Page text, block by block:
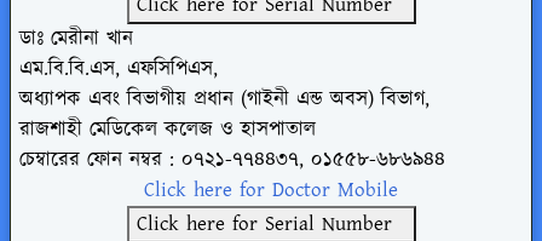
ডাঃ মেরীনা খান
এম.বি.বি.এস, এফসিপিএস,
অধ্যাপক এবং বিভাগীয় প্রধান (গাইনী এন্ডঅবস) বিভাগ,
রাজশাহী মেডিকেল কলেজ ও হাসপাতাল
চেম্বারের ফোন নম্বর : ০৭২১-৭৭৪৪৩৭, ০১৫৫৮-৬৮৬৯৪৪
Click here for Doctor Mobile
Click here for Serial Number